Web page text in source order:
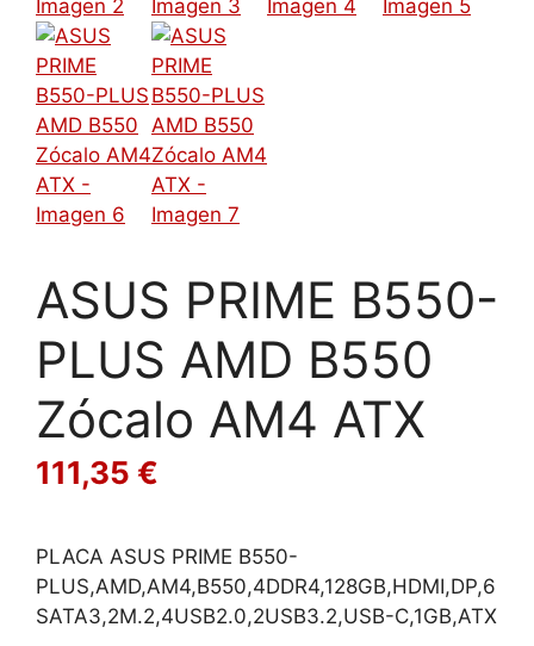
ASUS PRIME B550-
PLUS AMD B550
Zócalo AM4 ATX
111,35 €
PLACA ASUS PRIME B550-
PLUS,AMD,AM4,B550,4DDR4,128GB,HDMI,DP,6
SATA3,2M.2,4USB2.0,2USB3.2,USB-C,1GB,ATX